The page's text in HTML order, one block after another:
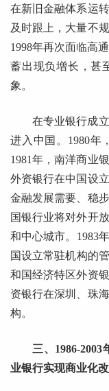
在新旧金融体系运
及时跟上，大量不
1998年再次面临高
蓄出现负增长，甚
象。
在专业银行成
进入中国。1980年
1981年，南洋商业
外资银行在中国设
金融发展需要、稳
国银行业将对外开
和中心城市。1983
国设立常驻机构的
和国经济特区外资
资银行在深圳、珠
构。
三、1986-
业银行实现商业化